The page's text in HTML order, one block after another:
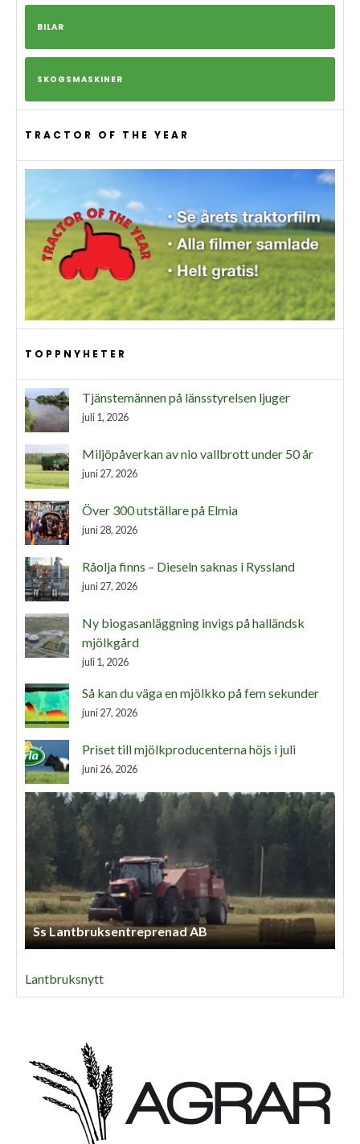
BILAR
SKOGSMASKINER
TRACTOR OF THE YEAR
TOPPNYHETER
Tjänstemännen på länsstyrelsen ljuger
juli 1, 2026
Miljöpåverkan av nio vallbrott under 50 år
juni 27, 2026
Över 300 utställare på Elmia
juni 28, 2026
Råolja finns – Dieseln saknas i Ryssland
juni 27, 2026
Ny biogasanläggning invigs på halländsk
mjölkgård
juli 1, 2026
Så kan du väga en mjölkko på fem sekunder
juni 27, 2026
Priset till mjölkproducenterna höjs i juli
juni 26, 2026
Ss Lantbruksentreprenad AB
Lantbruksnytt